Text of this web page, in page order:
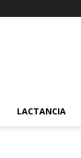
LACTANCIA